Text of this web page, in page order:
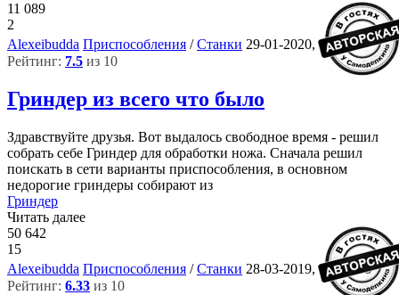
11 089
2
Alexeibudda Приспособления /Станки 29-01-2020, 12:36 7
Рейтинг: 7.5 из 10
Гриндер из всего что было
Здравствуйте друзья. Вот выдалось свободное время - решил
собрать себе Гриндер для обработки ножа. Сначала решил
поискать в сети варианты приспособления, в основном
недорогие гриндеры собирают из
Гриндер
Читать далее
50 642
15
Alexeibudda Приспособления /Станки 28-03-2019, 14:44 10
Рейтинг: 6.33 из 10